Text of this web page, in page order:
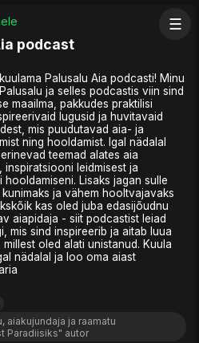
☰
podcast
Palusalu Aia podcasti! Minu
ja selles podcastis viin sind
maailma, pakkudes praktilisi
lugusid ja huvitavaid
mis puudutavad aia- ja
ning hooldamist. Igal nädalal
teemad alates aia
inspiratsiooni leidmisest ja
hooldamiseni. Lisaks jagan sulle
ja vähem hooltvajavaks
kas oled juba edasijõudnu
aiapidaja - siit podcastist leiad
mis sind inspireerib ja aitab luua
millest oled alati unistanud. Kuula
nädalal ja loo oma aiast
aiakujundaja ja raamatu
Paradiisiks" autor